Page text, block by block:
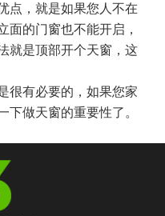
，就是如果您人不在
面的门窗也不能开启，
就是顶部开个天窗，这
!
很有必要的，如果您家
做天窗的重要性了。